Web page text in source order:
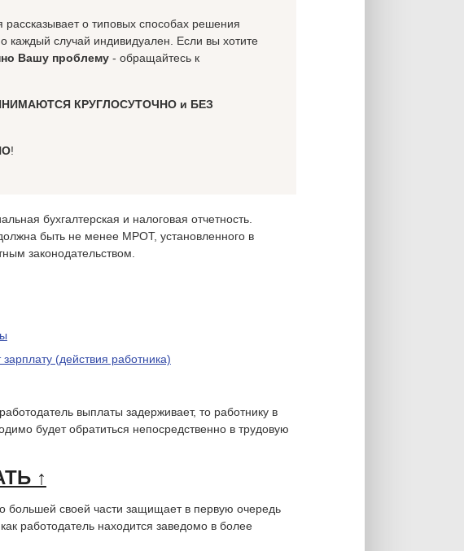
рассказывает о типовых способах решения
каждый случай индивидуален. Если вы хотите
Вашу проблему- обращайтесь к
КРУГЛОСУТОЧНО и БЕЗ
!
бухгалтерская и налоговая отчетность.
быть не менее МРОТ, установленного в
законодательством.
(действия работника)
выплаты задерживает, то работнику в
будет обратиться непосредственно в трудовую
↑
большей своей части защищает в первую очередь
работодатель находится заведомо в более